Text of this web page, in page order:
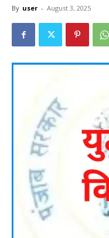
By user - August 3, 2025